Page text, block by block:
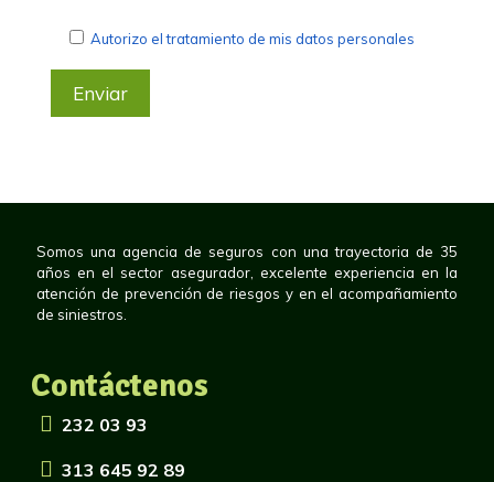
Autorizo el tratamiento de mis datos personales
Somos una agencia de seguros con una trayectoria de 35
años en el sector asegurador, excelente experiencia en la
atención de prevención de riesgos y en el acompañamiento
de siniestros.
Contáctenos
232 03 93
313 645 92 89